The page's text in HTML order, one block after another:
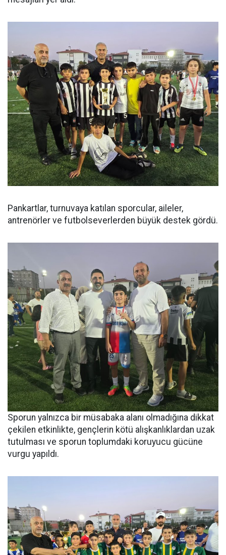
Pankartlar, turnuvaya katılan sporcular, aileler,
antrenörler ve futbolseverlerden büyük destek gördü.
Sporun yalnızca bir müsabaka alanı olmadığına dikkat
çekilen etkinlikte, gençlerin kötü alışkanlıklardan uzak
tutulması ve sporun toplumdaki koruyucu gücüne
vurgu yapıldı.